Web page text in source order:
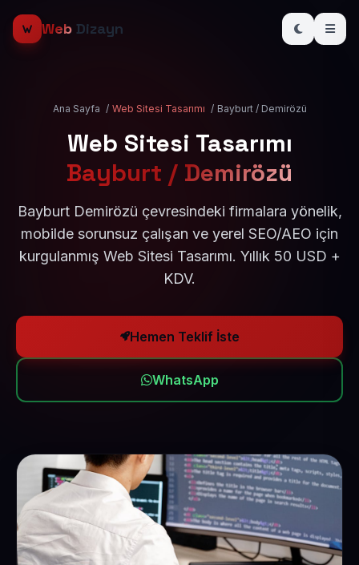
Web Dizayn
Ana Sayfa / Web Sitesi Tasarımı / Bayburt / Demirözü
Web Sitesi Tasarımı
Bayburt / Demirözü
Bayburt Demirözü çevresindeki firmalara yönelik,
mobilde sorunsuz çalışan ve yerel SEO/AEO için
kurgulanmış Web Sitesi Tasarımı. Yıllık 50 USD +
KDV.
Hemen Teklif İste
WhatsApp